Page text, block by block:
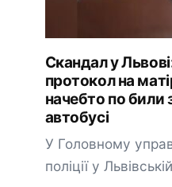
Скандал у
протокол на
начебто по били
автобусі
У Головному
поліції у Львівській